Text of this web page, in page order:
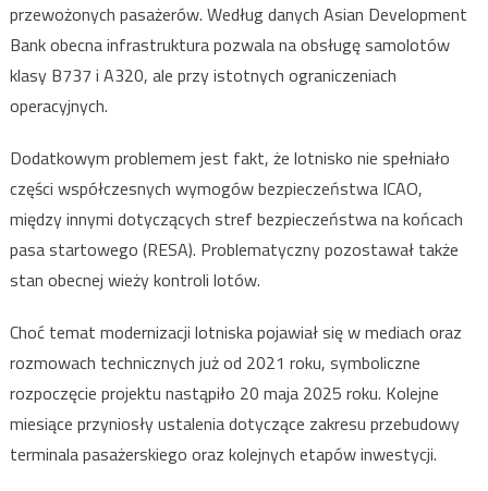
przewożonych pasażerów. Według danych Asian Development
Bank obecna infrastruktura pozwala na obsługę samolotów
klasy B737 i A320, ale przy istotnych ograniczeniach
operacyjnych.
Dodatkowym problemem jest fakt, że lotnisko nie spełniało
części współczesnych wymogów bezpieczeństwa ICAO,
między innymi dotyczących stref bezpieczeństwa na końcach
pasa startowego (RESA). Problematyczny pozostawał także
stan obecnej wieży kontroli lotów.
Choć temat modernizacji lotniska pojawiał się w mediach oraz
rozmowach technicznych już od 2021 roku, symboliczne
rozpoczęcie projektu nastąpiło 20 maja 2025 roku. Kolejne
miesiące przyniosły ustalenia dotyczące zakresu przebudowy
terminala pasażerskiego oraz kolejnych etapów inwestycji.